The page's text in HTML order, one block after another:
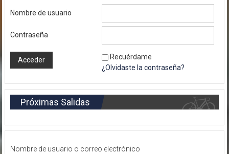
Nombre de usuario
Contraseña
Recuérdame
¿Olvidaste la contraseña?
Próximas Salidas
Nombre de usuario o correo electrónico